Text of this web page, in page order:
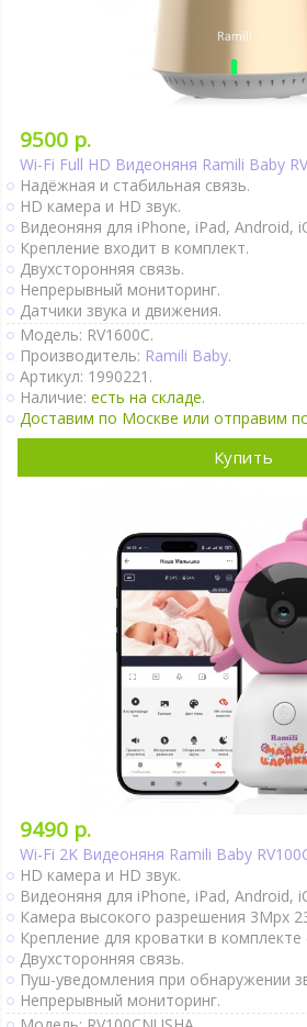
9500 р.
Wi-Fi Full HD Видеоняня Ramili Baby
Надёжная и стабильная связь.
HD камера и HD звук.
Видеоняня для iPhone, iPad, Android,
Крепление входит в комплект.
Двухсторонняя связь.
Непрерывный мониторинг.
Датчики звука и движения.
Термометр.
Колыбельные мелодии.
Поворот камеры удалённо.
Крепление на стене.
Ночное видение.
Интернет-доступ через Wi-Fi.
Подробно
Модель: RV1600C.
Производитель: Ramili Baby.
Артикул: 1990221.
Наличие:есть на складе.
Доставим по Москве или отправим
Купить
9490 р.
Wi-Fi 2K Видеоняня Ramili Baby
HD камера и HD звук.
Видеоняня для iPhone, iPad, Android,
Камера высокого разрешения 3Mpx
Крепление для кроватки в комплекте
Двухсторонняя связь.
Пуш-уведомления при обнаружении
Непрерывный мониторинг.
Датчик движения.